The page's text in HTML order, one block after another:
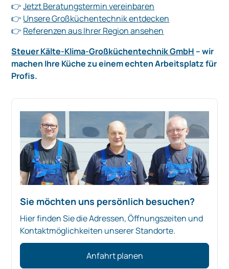
👉Jetzt Beratungstermin vereinbaren
👉 Unsere Großküchentechnik entdecken
👉 Referenzen aus Ihrer Region ansehen
Steuer Kälte-Klima-Großküchentechnik GmbH – wir
machen Ihre Küche zu einem echten Arbeitsplatz für
Profis.
Sie möchten uns persönlich besuchen?
Hier finden Sie die Adressen, Öffnungszeiten und
Kontaktmöglichkeiten unserer Standorte.
Anfahrt planen